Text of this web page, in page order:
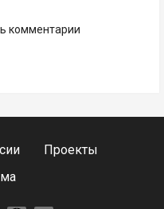
комментарии
Проекты